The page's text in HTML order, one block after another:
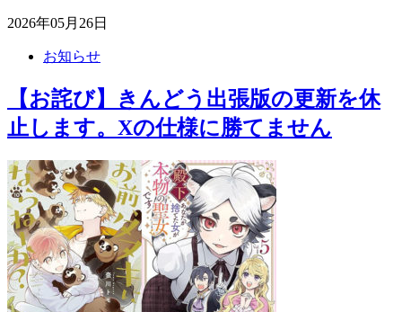
2026年05月26日
お知らせ
【お詫び】きんどう出張版の更新を休
止します。Xの仕様に勝てません